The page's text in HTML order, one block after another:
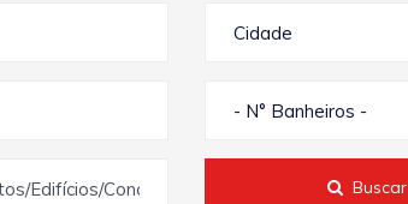
Cidade
- N° Banheiros -
Edifícios/Condomínios Buscar